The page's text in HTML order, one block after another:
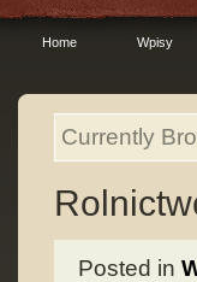
Home Wpisy
Currently
Posted in